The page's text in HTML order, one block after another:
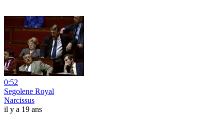
0:52
Segolene Royal
Narcissus
il y a 19 ans